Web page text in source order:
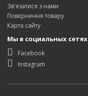
Зв'язатися з нами
Повернення товару
Карта сайту
Мы в социальных сетях
Facebook
Instagram